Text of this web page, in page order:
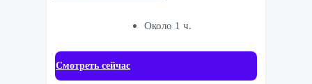
Около 1 ч.
Смотреть сейчас